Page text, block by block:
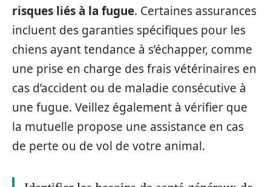
risques liés à la fugue. Certaines assurances
incluent des garanties spécifiques pour les
chiens ayant tendance à s’échapper, comme
une prise en charge des frais vétérinaires en
cas d’accident ou de maladie consécutive à
une fugue. Veillez également à vérifier que
la mutuelle propose une assistance en cas
de perte ou de vol de votre animal.